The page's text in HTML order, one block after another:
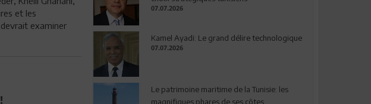
et les
examiner
07.07.2026
Kamel Ayadi: Le grand délire technologique
07.07.2026
Le patrimoine maritime de la Tunisie: les
magnifiques phares de ses côtes